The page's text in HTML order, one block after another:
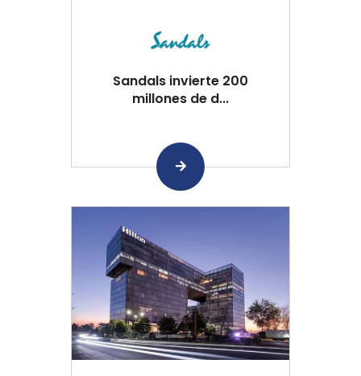
Sandals invierte 200
millones de d...